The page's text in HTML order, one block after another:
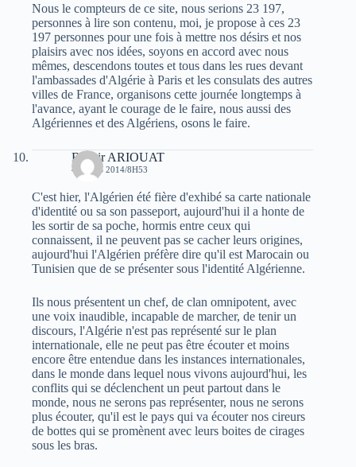
Nous le compteurs de ce site, nous serions 23 197,
personnes à lire son contenu, moi, je propose à ces 23
197 personnes pour une fois à mettre nos désirs et nos
plaisirs avec nos idées, soyons en accord avec nous
mêmes, descendons toutes et tous dans les rues devant
l'ambassades d'Algérie à Paris et les consulats des autres
villes de France, organisons cette journée longtemps à
l'avance, ayant le courage de le faire, nous aussi des
Algériennes et des Algériens, osons le faire.
Bachir ARIOUAT
4 MARS 2014/8H53
C'est hier, l'Algérien été fière d'exhibé sa carte nationale
d'identité ou sa son passeport, aujourd'hui il a honte de
les sortir de sa poche, hormis entre ceux qui
connaissent, il ne peuvent pas se cacher leurs origines,
aujourd'hui l'Algérien préfère dire qu'il est Marocain ou
Tunisien que de se présenter sous l'identité Algérienne.
Ils nous présentent un chef, de clan omnipotent, avec
une voix inaudible, incapable de marcher, de tenir un
discours, l'Algérie n'est pas représenté sur le plan
internationale, elle ne peut pas être écouter et moins
encore être entendue dans les instances internationales,
dans le monde dans lequel nous vivons aujourd'hui, les
conflits qui se déclenchent un peut partout dans le
monde, nous ne serons pas représenter, nous ne serons
plus écouter, qu'il est le pays qui va écouter nos cireurs
de bottes qui se promènent avec leurs boites de cirages
sous les bras.